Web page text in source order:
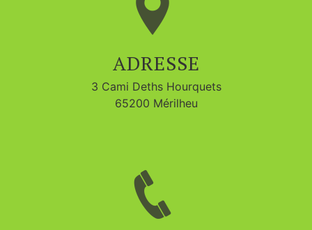
ADRESSE
3 Cami Deths Hourquets
65200 Mérilheu